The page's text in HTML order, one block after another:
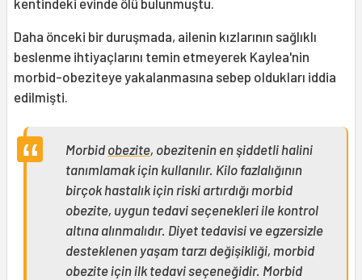
kentindeki evinde ölü bulunmuştu.
Daha önceki bir duruşmada, ailenin kızlarının sağlıklı
beslenme ihtiyaçlarını temin etmeyerek Kaylea'nin
morbid-obeziteye yakalanmasına sebep oldukları iddia
edilmişti.
Morbid obezite, obezitenin en şiddetli halini
tanımlamak için kullanılır. Kilo fazlalığının
birçok hastalık için riski artırdığı morbid
obezite, uygun tedavi seçenekleri ile kontrol
altına alınmalıdır. Diyet tedavisi ve egzersizle
desteklenen yaşam tarzı değişikliği, morbid
obezite için ilk tedavi seçeneğidir. Morbid